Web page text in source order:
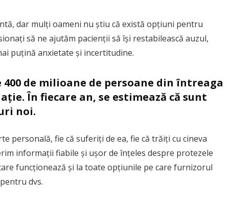
dar mulți oameni nu știu că există opțiuni pentru
să ne ajutăm pacienții să își restabilească auzul,
puțină anxietate și incertitudine.
de milioane de persoane din întreaga
În fiecare an, se estimează că sunt
noi.
personală, fie că suferiți de ea, fie că trăiți cu cineva
informații fiabile și ușor de înțeles despre protezele
funcționează și la toate opțiunile pe care furnizorul
dvs.
ușoară a auzului
Pierdere auz – Tipuri și
Cum să recunoaștem
cum ne afectează viața